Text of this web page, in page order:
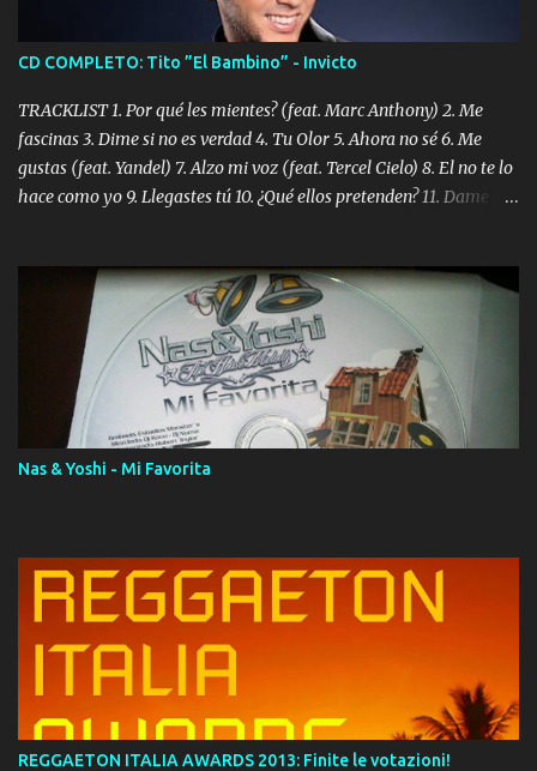
CD COMPLETO: Tito ”El Bambino” - Invicto
TRACKLIST 1. Por qué les mientes? (feat. Marc Anthony) 2. Me
fascinas 3. Dime si no es verdad 4. Tu Olor 5. Ahora no sé 6. Me
gustas (feat. Yandel) 7. Alzo mi voz (feat. Tercel Cielo) 8. El no te lo
hace como yo 9. Llegastes tú 10. ¿Qué ellos pretenden? 11. Dame la
Digital Booklet – Invicto ----------------------------- Nota:
Album proposto al massimo della qualità in formato iTunes Plus
AAC M4A; comprato su iTunes e a disposizione vostra per il
download. REGGAETON ITALIA Nosotros Somos Los Del
Momento!
Nas & Yoshi - Mi Favorita
REGGAETON ITALIA AWARDS 2013: Finite le votazioni!